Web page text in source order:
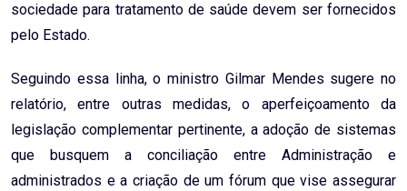
sociedade para tratamento de saúde devem ser fornecidos
pelo Estado.
Seguindo essa linha, o ministro Gilmar Mendes sugere no
relatório, entre outras medidas, o aperfeiçoamento da
legislação complementar pertinente, a adoção de sistemas
que busquem a conciliação entre Administração e
administrados e a criação de um fórum que vise assegurar